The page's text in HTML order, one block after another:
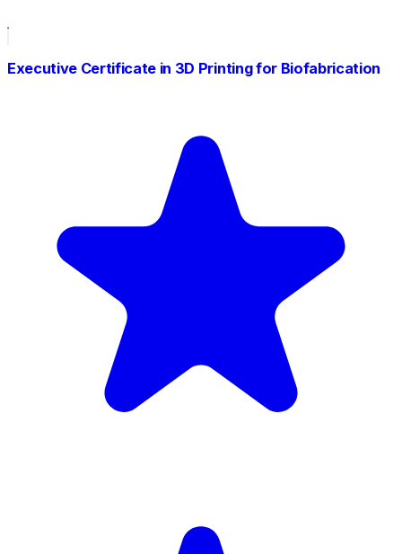
Executive Certificate in 3D Printing for Biofabrication